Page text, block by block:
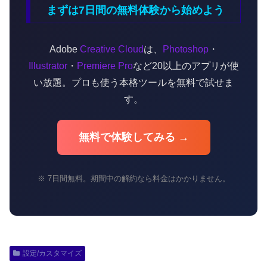
まずは7日間の無料体験から始めよう
Adobe Creative Cloudは、 Photoshop・
Illustrator・ Premiere Proなど20以上のアプリが使
い放題。プロも使う本格ツールを無料で試せま
す。
無料で体験してみる →
※ 7日間無料。期間中の解約なら料金はかかりません。
設定/カスタマイズ